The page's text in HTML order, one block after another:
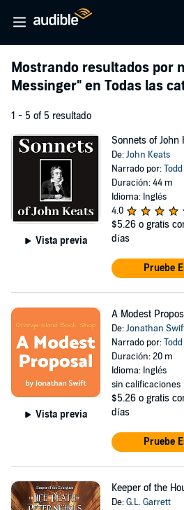
Mostrando resultados por
Messinger" en Todas las
1 - 5 of 5 resultado
Vista previa
Sonnets of John
De:John Keats
Narrado por:
Duración: 44 m
Idioma: Inglés
4.0
$5.26 o gratis
días
Pruebe
Vista previa
A Modest
De:Jonathan
Narrado por:
Duración: 20 m
Idioma: Inglés
sin calificaciones
$5.26 o gratis
días
Pruebe
Keeper of the
De:G.L. Garrett